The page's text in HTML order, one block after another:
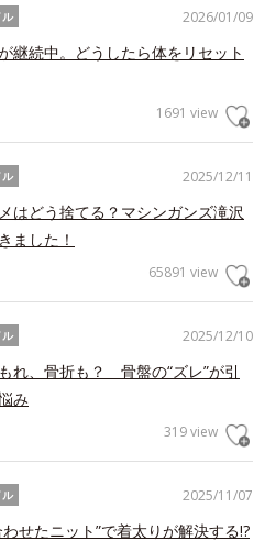
2026/01/09
ル
継続中。どうしたら体をリセット
1691 view
2025/12/11
ル
はどう捨てる？マシンガンズ滝沢
ました！
65891 view
2025/12/10
ル
れ、骨折も？ 骨盤の“ズレ”が引
み
319 view
2025/11/07
ル
せたニット”で着太りが解決する!?